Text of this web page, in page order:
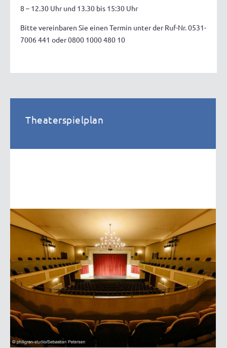
8 – 12.30 Uhr und 13.30 bis 15:30 Uhr
Bitte vereinbaren Sie einen Termin unter der Ruf-Nr. 0531-
7006 441 oder 0800 1000 480 10
Theaterspielplan